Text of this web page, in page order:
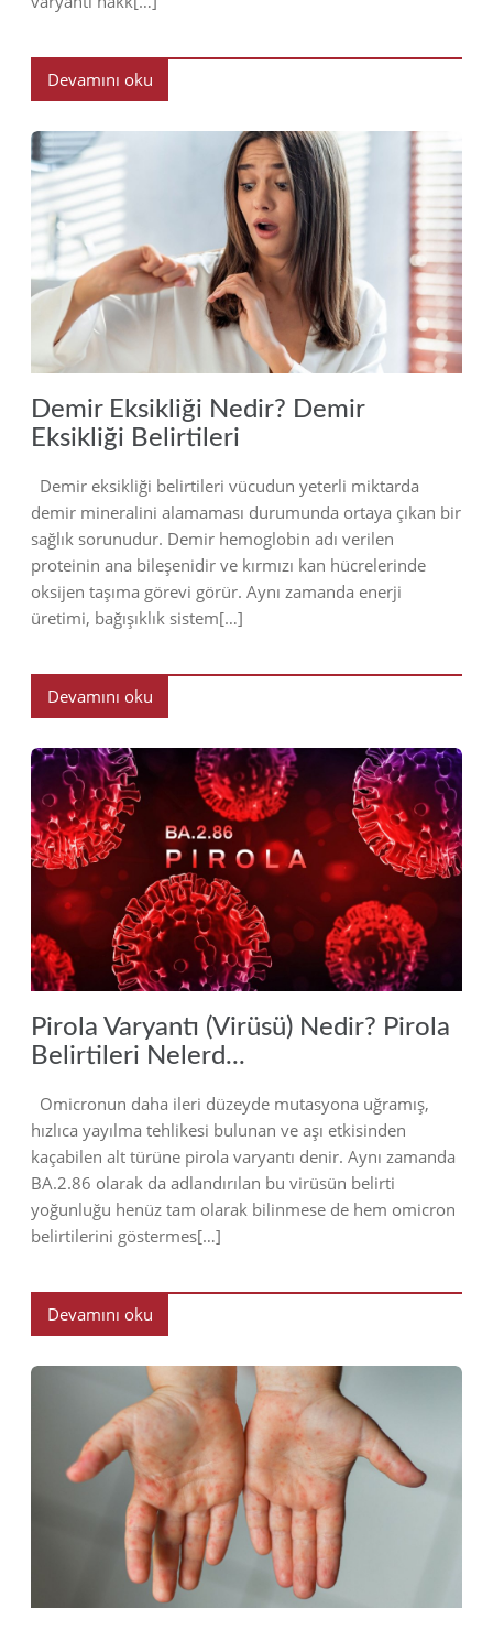
Devamını oku
2023
Demir Eksikliği Nedir? Demir
Eksikliği Belirtileri
Demir eksikliği belirtileri vücudun yeterli miktarda
demir mineralini alamaması durumunda ortaya çıkan bir
sağlık sorunudur. Demir hemoglobin adı verilen
proteinin ana bileşenidir ve kırmızı kan hücrelerinde
oksijen taşıma görevi görür. Aynı zamanda enerji
üretimi, bağışıklık sistem[…]
Devamını oku
2023
Pirola Varyantı (Virüsü) Nedir? Pirola
Belirtileri Nelerd...
Omicronun daha ileri düzeyde mutasyona uğramış,
hızlıca yayılma tehlikesi bulunan ve aşı etkisinden
kaçabilen alt türüne pirola varyantı denir. Aynı zamanda
BA.2.86 olarak da adlandırılan bu virüsün belirti
yoğunluğu henüz tam olarak bilinmese de hem omicron
belirtilerini göstermes[…]
Devamını oku